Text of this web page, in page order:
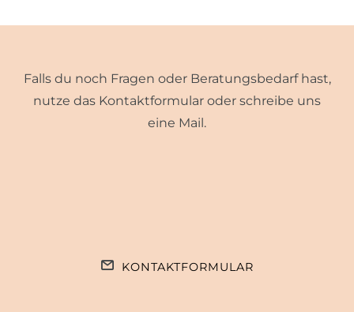
Falls du noch Fragen oder Beratungsbedarf hast,
nutze das Kontaktformular oder schreibe uns
eine Mail.
KONTAKTFORMULAR